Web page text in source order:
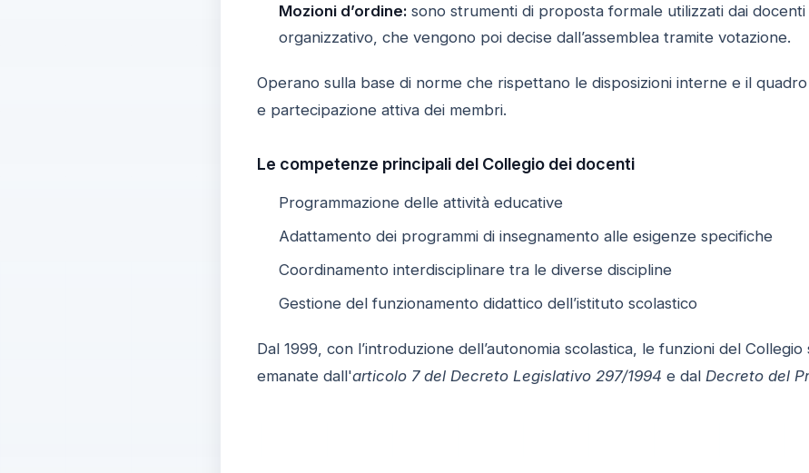
Mozioni d’ordine:sono strumenti di proposta formale utilizzati dai
organizzativo, che vengono poi decise dall’assemblea tramite votazione.
Operano sulla base di norme che rispettano le disposizioni interne e il
e partecipazione attiva dei membri.
Le competenze principali del Collegio dei docenti
Programmazione delle attività educative
Adattamento dei programmi di insegnamento alle esigenze specifiche
Coordinamento interdisciplinare tra le diverse discipline
Gestione del funzionamento didattico dell’istituto scolastico
Dal 1999, con l’introduzione dell’autonomia scolastica, le funzioni del
emanate dall'articolo 7 del Decreto Legislativo 297/1994 e dal Decreto del